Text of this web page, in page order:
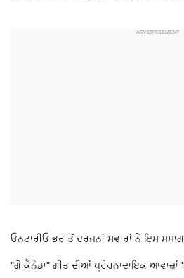
ਓਨਟਾਰੀਓ ਭਰ ਤੋਂ ਦਰਜਨਾਂ ਸਵਾਰਾਂ ਨੇ ਇਸ
"ਗੋ ਕੈਨੇਡਾ" ਗੀਤ ਦੀਆਂ ਪ੍ਰੇਰਨਾਦਾਇਕ